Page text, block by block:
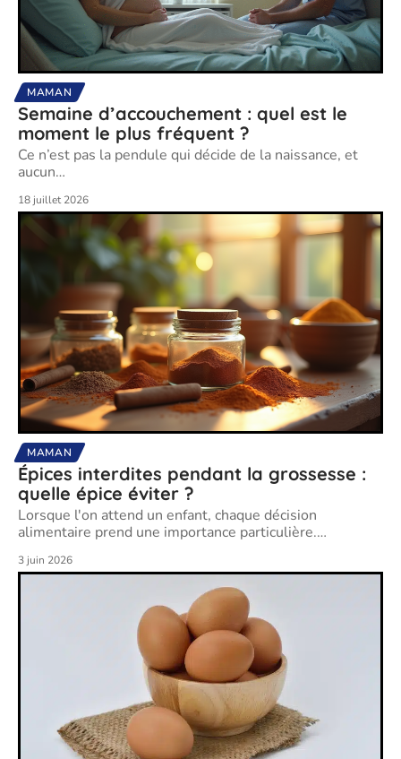
MAMAN
Semaine d’accouchement : quel est le
moment le plus fréquent ?
Ce n’est pas la pendule qui décide de la naissance, et
aucun…
18 juillet 2026
MAMAN
Épices interdites pendant la grossesse :
quelle épice éviter ?
Lorsque l'on attend un enfant, chaque décision
alimentaire prend une importance particulière.…
3 juin 2026